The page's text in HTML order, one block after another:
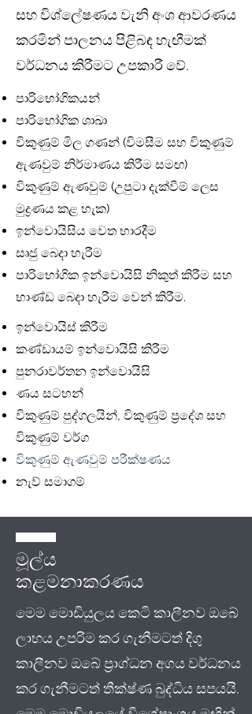
සහ විශ්ලේෂණය වැනි අංශ ආවරණය
කරමින් පාලනය පිළිබඳ හැඟීමක්
වර්ධනය කිරීමට උපකාරී වේ.
පාරිභෝගිකයන්
පාරිභෝගික ශාඛා
විකුණුම් මිල ගණන් (විමසීම සහ විකුණුම්
ඇණවුම් නිර්මාණය කිරීම සමඟ)
විකුණුම් ඇණවුම් (උපුටා දැක්වීම් ලෙස
මුද්‍රණය කළ හැක)
ඉන්වොයිසිය වෙත භාරදීම
සෘජු බෙදා හැරීම
පාරිභෝගික ඉන්වොයිසි නිකුත් කිරීම සහ
භාණ්ඩ බෙදා හැරීම වෙන් කිරීම.
ඉන්වොයිස් කිරීම
කණ්ඩායම් ඉන්වොයිසි කිරීම
පුනරාවර්තන ඉන්වොයිසි
ණය සටහන්
විකුණුම් පුද්ගලයින්, විකුණුම් ප්‍රදේශ සහ
විකුණුම් වර්ග
විකුණුම් ඇණවුම් පරීක්ෂණය​
නැව් සමාගම්
මූල්ය
කළමනාකරණය
මෙම මොඩියුලය කෙටි කාලීනව ඔබේ
ලාභය උපරිම කර ගැනීමටත් දිගු
කාලීනව ඔබේ ප්‍රාග්ධන අගය වර්ධනය
කර ගැනීමටත් තීක්ෂ්ණ බුද්ධිය සපයයි.